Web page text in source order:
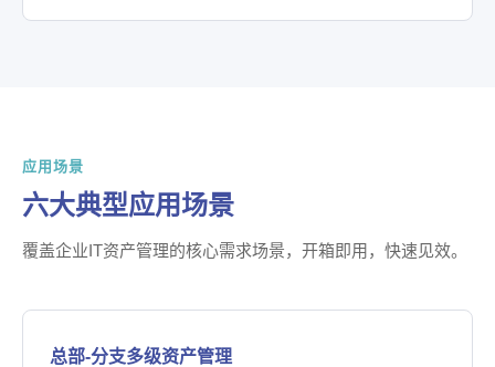
应用场景
六大典型应用场景
覆盖企业IT资产管理的核心需求场景，开箱即用，快速见效。
总部-分支多级资产管理